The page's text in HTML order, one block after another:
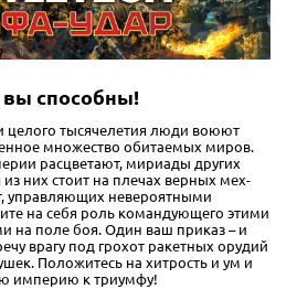
вы способны!
целого тысячелетия люди воюют
множество обитаемых миров.
расцветают, мириады других
из них стоит на плечах верных мех-
управляющих невероятными
на себя роль командующего этими
на поле боя. Один ваш приказ – и
врагу под грохот ракетных орудий
Положитесь на хитрость и ум и
империю к триумфу!